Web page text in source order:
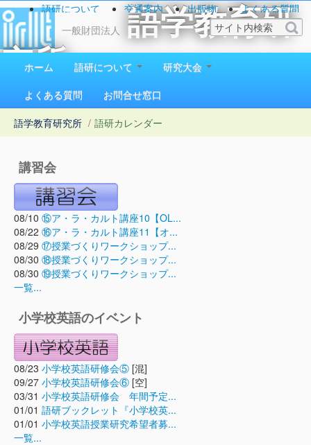
一般財団法人
語学教育研
究所
1923（大正12）年創立
語研について 交通案内 出版物
よくある質問
お問い合わせ
ホーム 語研について
研究大会
よくある質問
お問合せ窓口
語学教育研究所 / 語研カレンダー
講習会
08/10 ⑮ア・ラ・カルト講座10【OL...
08/22 ⑯ア・ラ・カルト講座11【オ...
08/29 ⑰授業づくりワークショップ...
08/30 ⑱授業づくりワークショップ...
08/30 ⑲授業づくりワークショップ...
一覧...
小学校英語のイベント
08/23 小学校英語研修会⑤ [混]
09/27 小学校英語研修会⑥ [空]
03/31 小学校英語研修会 年間予定...
01/01 語研ブックレット『小学校英...
01/01 小学校英語授業研究希望者募...
一覧...